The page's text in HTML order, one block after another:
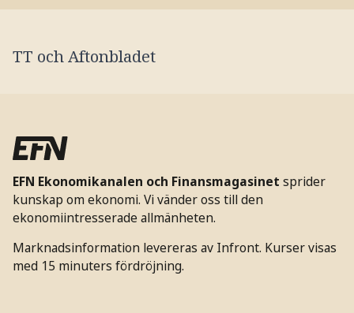
TT och Aftonbladet
EFN Ekonomikanalen och Finansmagasinet sprider
kunskap om ekonomi. Vi vänder oss till den
ekonomiintresserade allmänheten.
Marknadsinformation levereras av Infront. Kurser visas
med 15 minuters fördröjning.